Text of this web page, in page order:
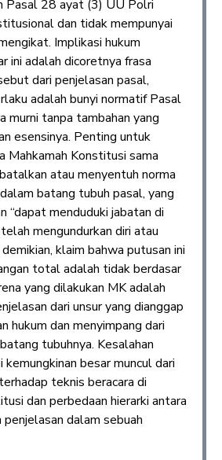
Pasal 28 ayat (3) UU Polri
dan tidak mempunyai
Implikasi hukum
ini adalah dicoretnya frasa
dari penjelasan pasal,
adalah bunyi normatif Pasal
murni tanpa tambahan yang
esensinya. Penting untuk
Mahkamah Konstitusi sama
atau menyentuh norma
batang tubuh pasal, yang
“dapat menduduki jabatan di
mengundurkan diri atau
klaim bahwa putusan ini
total adalah tidak berdasar
yang dilakukan MK adalah
dari unsur yang dianggap
hukum dan menyimpang dari
tubuhnya. Kesalahan
besar muncul dari
teknis beracara di
dan perbedaan hierarki antara
dalam sebuah